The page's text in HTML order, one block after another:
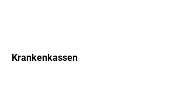
Krankenkassen